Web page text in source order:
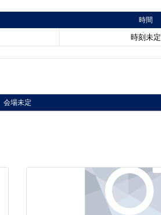
時間
時刻未定
会場未定